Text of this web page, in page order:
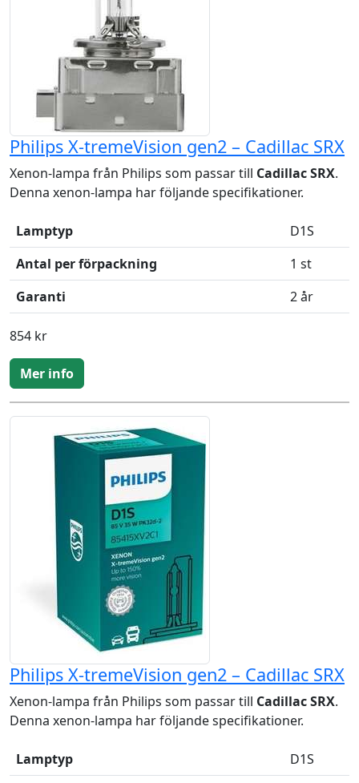
Philips X-tremeVision gen2 – Cadillac SRX
Xenon-lampa från Philips som passar till Cadillac SRX.
Denna xenon-lampa har följande specifikationer.
Lamptyp
D1S
Antal per förpackning
1 st
Garanti
2 år
854 kr
Mer info
Philips X-tremeVision gen2 – Cadillac SRX
Xenon-lampa från Philips som passar till Cadillac SRX.
Denna xenon-lampa har följande specifikationer.
Lamptyp D1S